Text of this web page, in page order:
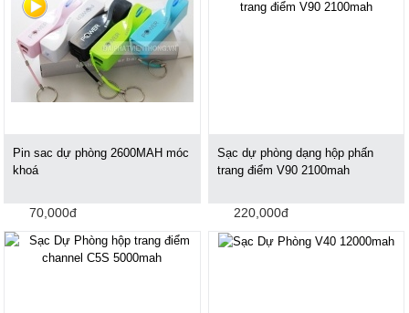
Pin sac dự phòng 2600MAH móc
khoá
70,000đ
Sạc dự phòng dạng hộp phấn
trang điểm V90 2100mah
220,000đ